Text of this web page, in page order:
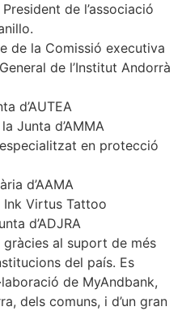
de l’associació
de la Comissió executiva
de l’Institut Andorrà
d’AUTEA
Junta d’AMMA
en protecció
d’AAMA
Virtus Tattoo
d’ADJRA
al suport de més
del país. Es
de MyAndbank,
dels comuns, i d’un gran